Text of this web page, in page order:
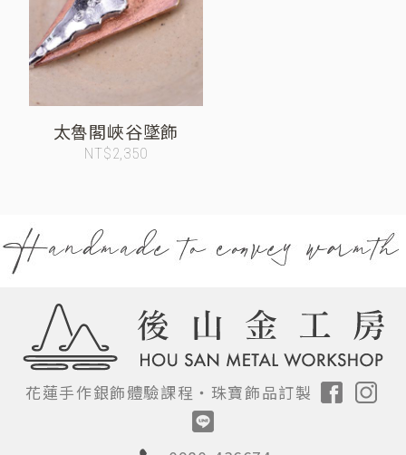
太魯閣峽谷墜飾
NT$2,350
花蓮手作銀飾體驗課程‧ 珠寶飾品訂製